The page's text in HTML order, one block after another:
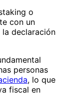
o
con un
declaración
personas
, lo que
fiscal en